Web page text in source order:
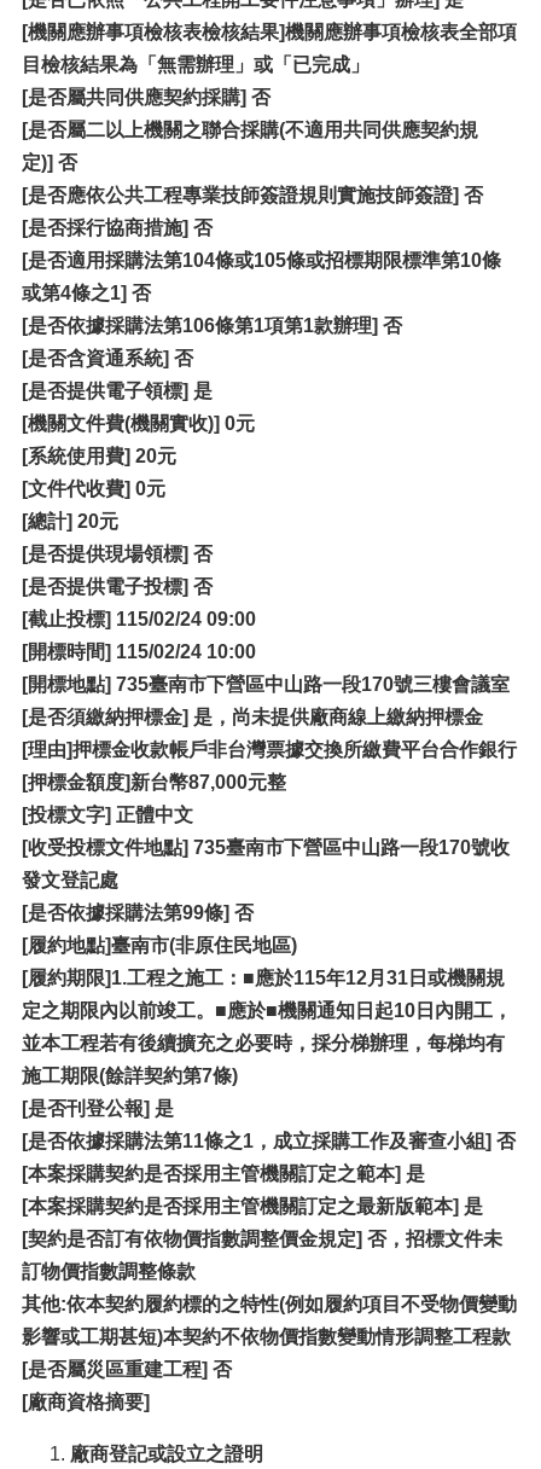
[機關應辦事項檢核表檢核結果]機關應辦事項檢核表全部項
目檢核結果為「無需辦理」或「已完成」
[是否屬共同供應契約採購] 否
[是否屬二以上機關之聯合採購(不適用共同供應契約規
定)] 否
[是否應依公共工程專業技師簽證規則實施技師簽證] 否
[是否採行協商措施] 否
[是否適用採購法第104條或105條或招標期限標準第10條
或第4條之1] 否
[是否依據採購法第106條第1項第1款辦理] 否
[是否含資通系統] 否
[是否提供電子領標] 是
[機關文件費(機關實收)] 0元
[系統使用費] 20元
[文件代收費] 0元
[總計] 20元
[是否提供現場領標] 否
[是否提供電子投標] 否
[截止投標] 115/02/24 09:00
[開標時間] 115/02/24 10:00
[開標地點] 735臺南市下營區中山路一段170號三樓會議室
[是否須繳納押標金] 是，尚未提供廠商線上繳納押標金
[理由]押標金收款帳戶非台灣票據交換所繳費平台合作銀行
[押標金額度]新台幣87,000元整
[投標文字] 正體中文
[收受投標文件地點] 735臺南市下營區中山路一段170號收
發文登記處
[是否依據採購法第99條] 否
[履約地點]臺南市(非原住民地區)
[履約期限]1.工程之施工：■應於115年12月31日或機關規
定之期限內以前竣工。■應於■機關通知日起10日內開工，
並本工程若有後續擴充之必要時，採分梯辦理，每梯均有
施工期限(餘詳契約第7條)
[是否刊登公報] 是
[是否依據採購法第11條之1，成立採購工作及審查小組] 否
[本案採購契約是否採用主管機關訂定之範本] 是
[本案採購契約是否採用主管機關訂定之最新版範本] 是
[契約是否訂有依物價指數調整價金規定] 否，招標文件未
訂物價指數調整條款
其他:依本契約履約標的之特性(例如履約項目不受物價變動
影響或工期甚短)本契約不依物價指數變動情形調整工程款
[是否屬災區重建工程] 否
[廠商資格摘要]
廠商登記或設立之證明